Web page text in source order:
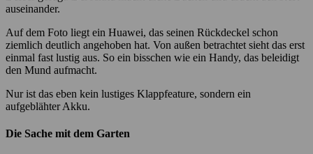
auseinander.
Auf dem Foto liegt ein Huawei, das seinen Rückdeckel schon
ziemlich deutlich angehoben hat. Von außen betrachtet sieht das erst
einmal fast lustig aus. So ein bisschen wie ein Handy, das beleidigt
den Mund aufmacht.
Nur ist das eben kein lustiges Klappfeature, sondern ein
aufgeblähter Akku.
Die Sache mit dem Garten